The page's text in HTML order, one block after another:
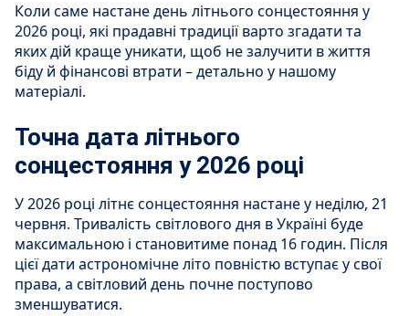
Коли саме настане день літнього сонцестояння у
2026 році, які прадавні традиції варто згадати та
яких дій краще уникати, щоб не залучити в життя
біду й фінансові втрати – детально у нашому
матеріалі.
Точна дата літнього
сонцестояння у 2026 році
У 2026 році літнє сонцестояння настане у неділю, 21
червня. Тривалість світлового дня в Україні буде
максимальною і становитиме понад 16 годин. Після
цієї дати астрономічне літо повністю вступає у свої
права, а світловий день почне поступово
зменшуватися.